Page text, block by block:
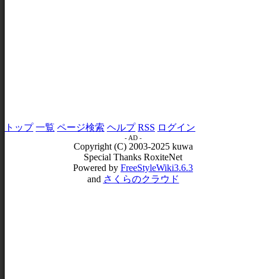
トップ 一覧 ページ検索 ヘルプ RSS ログイン
- AD -
Copyright (C) 2003-2025 kuwa
Special Thanks RoxiteNet
Powered by FreeStyleWiki3.6.3
and さくらのクラウド